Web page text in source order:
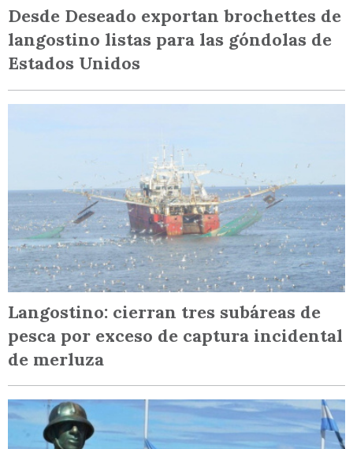
Desde Deseado exportan brochettes de
langostino listas para las góndolas de
Estados Unidos
Langostino: cierran tres subáreas de
pesca por exceso de captura incidental
de merluza